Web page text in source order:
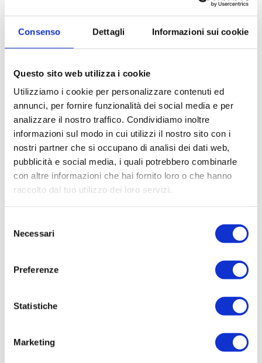
Consenso Dettagli Informazioni sui cookie
Questo sito web utilizza i cookie
Utilizziamo i cookie per personalizzare contenuti ed
annunci, per fornire funzionalità dei social media e per
analizzare il nostro traffico. Condividiamo inoltre
informazioni sul modo in cui utilizzi il nostro sito con i
nostri partner che si occupano di analisi dei dati web,
pubblicità e social media, i quali potrebbero combinarle
con altre informazioni che hai fornito loro o che hanno
raccolto dal tuo utilizzo dei loro servizi.
delNecessari
Preferenze
Statistiche
Marketing
SOGIM MILANO